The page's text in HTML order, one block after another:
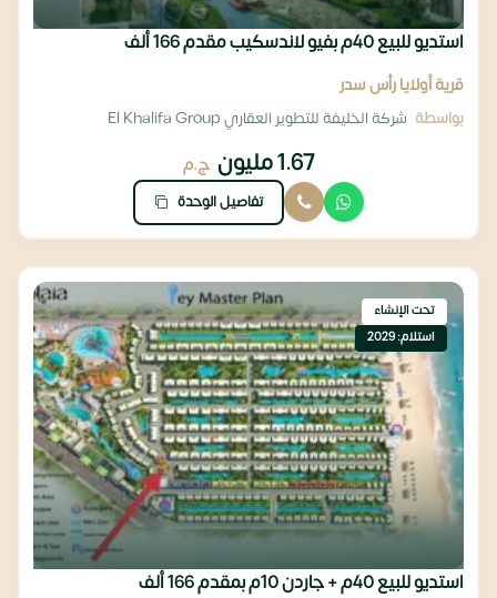
استديو للبيع 40م بفيو لاندسكيب مقدم 166 ألف
قرية أولايا رأس سدر
بواسطة شركة الخليفة للتطوير العقاري El Khalifa Group
1.67 مليون ج.م
تفاصيل الوحدة
تحت الإنشاء
استلام: 2029
استديو للبيع 40م + جاردن 10م بمقدم 166 ألف